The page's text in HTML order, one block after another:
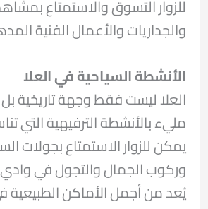
للزوار التسوق والاستمتاع
والجداريات والأعمال الفنية
الأنشطة السياحية في العلا
العلا ليست فقط وجهة تاريخية
مليء بالأنشطة الترفيهية التي
يمكن للزوار الاستمتاع بجولات
وركوب الجمال والتجول في
يُعد من أجمل الأماكن الطبيعية